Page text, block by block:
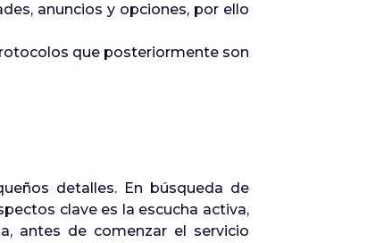
anuncios y opciones, por ello
que posteriormente son
detalles. En búsqueda de
clave es la escucha activa,
antes de comenzar el servicio